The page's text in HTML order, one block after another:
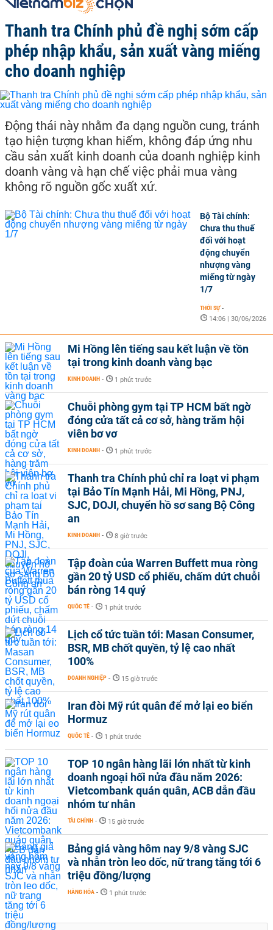
Thanh tra Chính phủ đề nghị sớm cấp
phép nhập khẩu, sản xuất vàng miếng
cho doanh nghiệp
Động thái này nhằm đa dạng nguồn cung, tránh
tạo hiện tượng khan hiếm, không đáp ứng nhu
cầu sản xuất kinh doanh của doanh nghiệp kinh
doanh vàng và hạn chế việc phải mua vàng
không rõ nguồn gốc xuất xứ.
Bộ Tài chính:
Chưa thu thuế
đối với hoạt
động chuyển
nhượng vàng
miếng từ ngày
1/7
THỜI SỰ -
14:06 | 30/06/2026
Mi Hồng lên tiếng sau kết luận về tồn
tại trong kinh doanh vàng bạc
KINH DOANH - 1 phút trước
Chuỗi phòng gym tại TP HCM bất ngờ
đóng cửa tất cả cơ sở, hàng trăm hội
viên bơ vơ
KINH DOANH - 1 phút trước
Thanh tra Chính phủ chỉ ra loạt vi phạm
tại Bảo Tín Mạnh Hải, Mi Hồng, PNJ,
SJC, DOJI, chuyển hồ sơ sang Bộ Công
an
KINH DOANH - 8 giờ trước
Tập đoàn của Warren Buffett mua ròng
gần 20 tỷ USD cổ phiếu, chấm dứt chuỗi
bán ròng 14 quý
QUỐC TẾ - 1 phút trước
Lịch cổ tức tuần tới: Masan Consumer,
BSR, MB chốt quyền, tỷ lệ cao nhất
100%
DOANH NGHIỆP - 15 giờ trước
Iran đòi Mỹ rút quân để mở lại eo biển
Hormuz
QUỐC TẾ - 1 phút trước
TOP 10 ngân hàng lãi lớn nhất từ kinh
doanh ngoại hối nửa đầu năm 2026:
Vietcombank quán quân, ACB dẫn đầu
nhóm tư nhân
TÀI CHÍNH - 15 giờ trước
Bảng giá vàng hôm nay 9/8 vàng SJC
và nhẫn tròn leo dốc, nữ trang tăng tới 6
triệu đồng/lượng
HÀNG HÓA - 1 phút trước